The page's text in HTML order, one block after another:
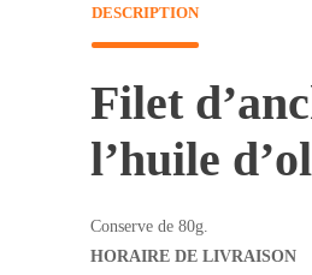
DESCRIPTION
Filet
l’huile
Conserve de 80g.
HORAIRE DE LIVRAISON